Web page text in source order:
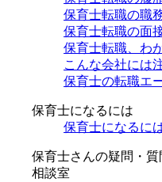
保育士転職の職
保育士転職の面
保育士転職、わ
こんな会社には
保育士の転職エ
保育士になるには
保育士になるに
保育士さんの疑問・
相談室